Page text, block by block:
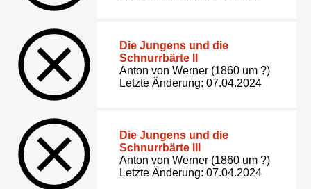
Die Jungens und die
Schnurrbärte II
Anton von Werner (1860 um ?)
Letzte Änderung: 07.04.2024
Die Jungens und die
Schnurrbärte III
Anton von Werner (1860 um ?)
Letzte Änderung: 07.04.2024